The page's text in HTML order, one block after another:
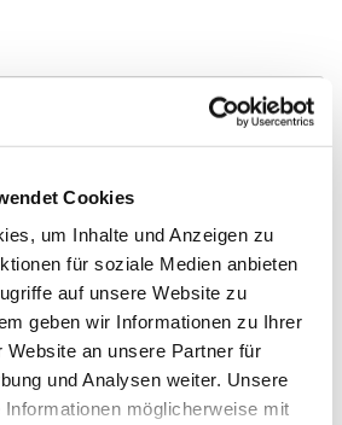
Cookies
um Inhalte und Anzeigen zu
für soziale Medien anbieten
auf unsere Website zu
geben wir Informationen zu Ihrer
Website an unsere Partner für
und Analysen weiter. Unsere
möglicherweise mit